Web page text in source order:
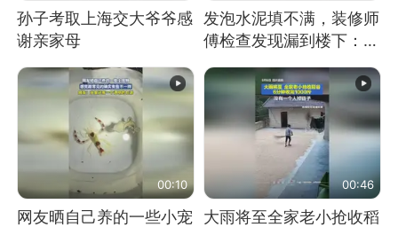
孙子考取上海交大爷爷感
谢亲家母
发泡水泥填不满，装修师
傅检查发现漏到楼下：出
00:10
网友晒自己养的一些小宠
00:46
大雨将至全家老小抢收稻